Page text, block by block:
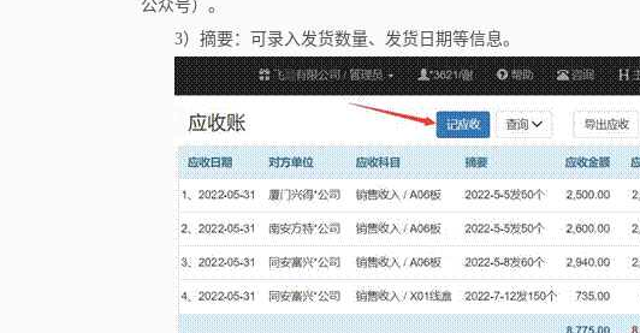
公众号）。
3）摘要：可录入发货数量、发货日期等信息。